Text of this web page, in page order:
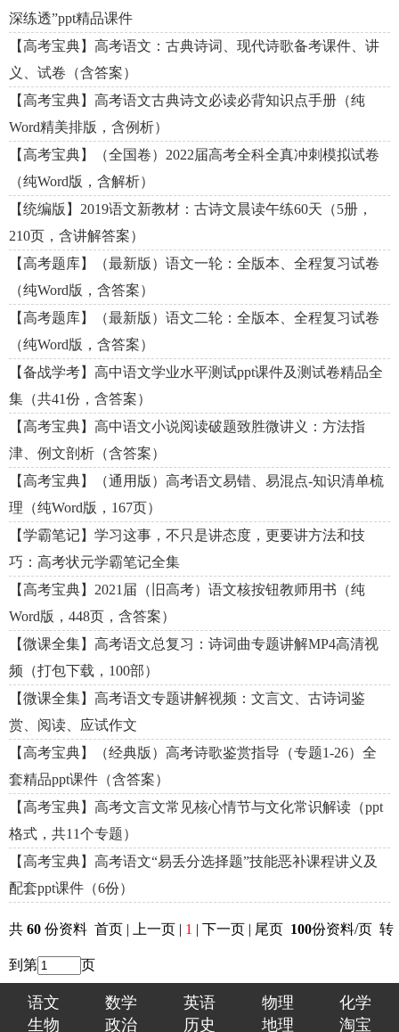
深练透”ppt精品课件
【高考宝典】高考语文：古典诗词、现代诗歌备考课件、讲
义、试卷（含答案）
【高考宝典】高考语文古典诗文必读必背知识点手册（纯
Word精美排版，含例析）
【高考宝典】（全国卷）2022届高考全科全真冲刺模拟试卷
（纯Word版，含解析）
【统编版】2019语文新教材：古诗文晨读午练60天（5册，
210页，含讲解答案）
【高考题库】（最新版）语文一轮：全版本、全程复习试卷
（纯Word版，含答案）
【高考题库】（最新版）语文二轮：全版本、全程复习试卷
（纯Word版，含答案）
【备战学考】高中语文学业水平测试ppt课件及测试卷精品全
集（共41份，含答案）
【高考宝典】高中语文小说阅读破题致胜微讲义：方法指
津、例文剖析（含答案）
【高考宝典】（通用版）高考语文易错、易混点-知识清单梳
理（纯Word版，167页）
【学霸笔记】学习这事，不只是讲态度，更要讲方法和技
巧：高考状元学霸笔记全集
【高考宝典】2021届（旧高考）语文核按钮教师用书（纯
Word版，448页，含答案）
【微课全集】高考语文总复习：诗词曲专题讲解MP4高清视
频（打包下载，100部）
【微课全集】高考语文专题讲解视频：文言文、古诗词鉴
赏、阅读、应试作文
【高考宝典】（经典版）高考诗歌鉴赏指导（专题1-26）全
套精品ppt课件（含答案）
【高考宝典】高考文言文常见核心情节与文化常识解读（ppt
格式，共11个专题）
【高考宝典】高考语文“易丢分选择题”技能恶补课程讲义及
配套ppt课件（6份）
共 60 份资料 首页 | 上一页 | 1 | 下一页 | 尾页 100份资料/页 转
到第 页
语文 数学 英语 物理
化学
生物
政治 历史 地理 淘宝